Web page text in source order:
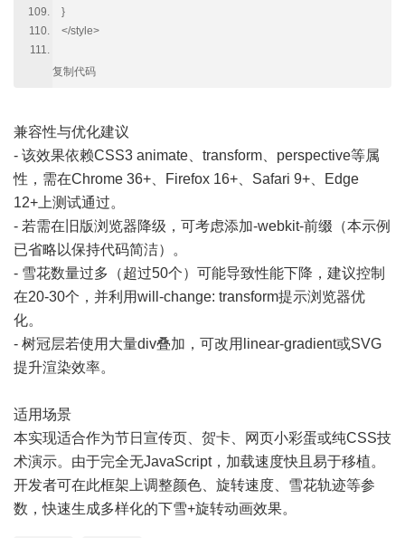
}
</style>
复制代码
兼容性与优化建议
- 该效果依赖CSS3 animate、transform、perspective等属
性，需在Chrome 36+、Firefox 16+、Safari 9+、Edge
12+上测试通过。
- 若需在旧版浏览器降级，可考虑添加-webkit-前缀（本示例
已省略以保持代码简洁）。
- 雪花数量过多（超过50个）可能导致性能下降，建议控制
在20-30个，并利用will-change: transform提示浏览器优
化。
- 树冠层若使用大量div叠加，可改用linear-gradient或SVG
提升渲染效率。
适用场景
本实现适合作为节日宣传页、贺卡、网页小彩蛋或纯CSS技
术演示。由于完全无JavaScript，加载速度快且易于移植。
开发者可在此框架上调整颜色、旋转速度、雪花轨迹等参
数，快速生成多样化的下雪+旋转动画效果。